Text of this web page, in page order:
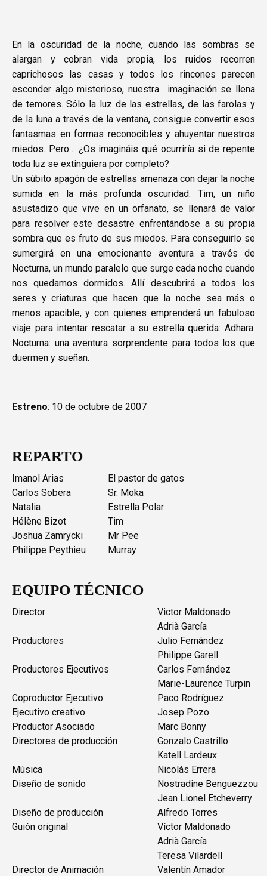
En la oscuridad de la noche, cuando las sombras se
alargan y cobran vida propia, los ruidos recorren
caprichosos las casas y todos los rincones parecen
esconder algo misterioso, nuestra imaginación se llena
de temores. Sólo la luz de las estrellas, de las farolas y
de la luna a través de la ventana, consigue convertir esos
fantasmas en formas reconocibles y ahuyentar nuestros
miedos. Pero… ¿Os imagináis qué ocurriría si de repente
toda luz se extinguiera por completo?
Un súbito apagón de estrellas amenaza con dejar la noche
sumida en la más profunda oscuridad. Tim, un niño
asustadizo que vive en un orfanato, se llenará de valor
para resolver este desastre enfrentándose a su propia
sombra que es fruto de sus miedos. Para conseguirlo se
sumergirá en una emocionante aventura a través de
Nocturna, un mundo paralelo que surge cada noche cuando
nos quedamos dormidos. Allí descubrirá a todos los
seres y criaturas que hacen que la noche sea más o
menos apacible, y con quienes emprenderá un fabuloso
viaje para intentar rescatar a su estrella querida: Adhara.
Nocturna: una aventura sorprendente para todos los que
duermen y sueñan.
Estreno: 10 de octubre de 2007
REPARTO
Imanol Arias
El pastor de gatos
Carlos Sobera
Sr. Moka
Natalia
Estrella Polar
Hélène Bizot
Tim
Joshua Zamrycki
Mr Pee
Philippe Peythieu
Murray
EQUIPO TÉCNICO
Director
Victor Maldonado
Adrià García
Productores
Julio Fernández
Philippe Garell
Productores Ejecutivos
Carlos Fernández
Marie-Laurence Turpin
Coproductor Ejecutivo
Paco Rodríguez
Ejecutivo creativo
Josep Pozo
Productor Asociado
Marc Bonny
Directores de producción
Gonzalo Castrillo
Katell Lardeux
Música
Nicolás Errera
Diseño de sonido
Nostradine Benguezzou
Jean Lionel Etcheverry
Diseño de producción
Alfredo Torres
Guión original
Víctor Maldonado
Adrià García
Teresa Vilardell
Director de Animación
Valentín Amador